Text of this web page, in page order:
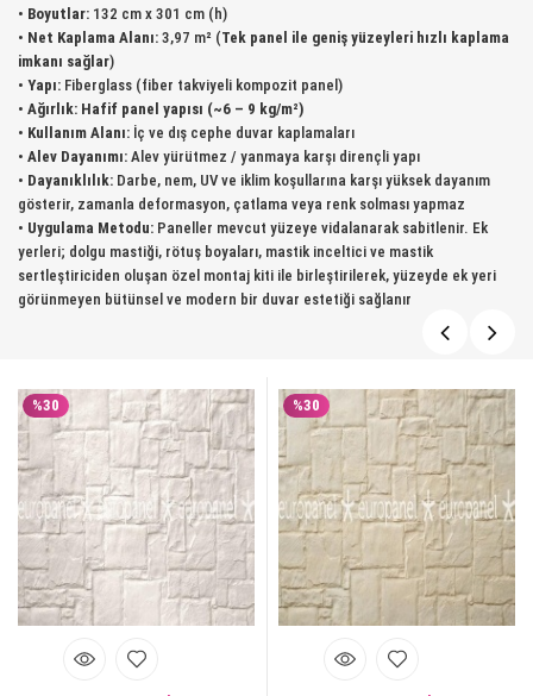
• Boyutlar: 132 cm x 301 cm (h)
• Net Kaplama Alanı: 3,97 m² (Tek panel ile geniş yüzeyleri hızlı kaplama
imkanı sağlar)
• Yapı: Fiberglass (fiber takviyeli kompozit panel)
• Ağırlık: Hafif panel yapısı (~6 – 9 kg/m²)
• Kullanım Alanı: İç ve dış cephe duvar kaplamaları
• Alev Dayanımı: Alev yürütmez / yanmaya karşı dirençli yapı
• Dayanıklılık: Darbe, nem, UV ve iklim koşullarına karşı yüksek dayanım
gösterir, zamanla deformasyon, çatlama veya renk solması yapmaz
• Uygulama Metodu: Paneller mevcut yüzeye vidalanarak sabitlenir. Ek
yerleri; dolgu mastiği, rötuş boyaları, mastik inceltici ve mastik
sertleştiriciden oluşan özel montaj kiti ile birleştirilerek, yüzeyde ek yeri
görünmeyen bütünsel ve modern bir duvar estetiği sağlanır
%30 %30